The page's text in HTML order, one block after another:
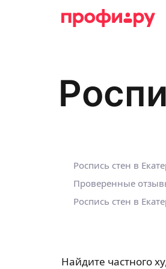
Роспись стен в
Проверенные
Роспись стен в
Найдите частного